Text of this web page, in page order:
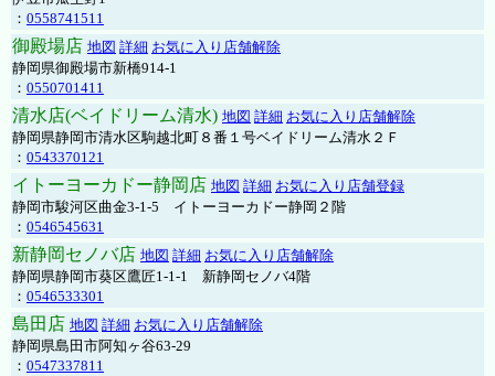
： 0558741511
御殿場店 地図 詳細 お気に入り店舗解除
静岡県御殿場市新橋914-1
： 0550701411
清水店(ベイドリーム清水) 地図 詳細 お気に入り店舗解除
静岡県静岡市清水区駒越北町８番１号ベイドリーム清水２Ｆ
： 0543370121
イトーヨーカドー静岡店 地図 詳細 お気に入り店舗登録
静岡市駿河区曲金3-1-5 イトーヨーカドー静岡２階
： 0546545631
新静岡セノバ店 地図 詳細 お気に入り店舗解除
静岡県静岡市葵区鷹匠1-1-1 新静岡セノバ4階
： 0546533301
島田店 地図 詳細 お気に入り店舗解除
静岡県島田市阿知ヶ谷63-29
： 0547337811